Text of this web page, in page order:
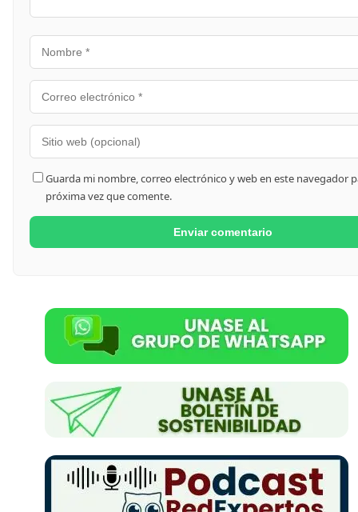
Guarda mi nombre, correo electrónico y web en este navegador
próxima vez que comente.